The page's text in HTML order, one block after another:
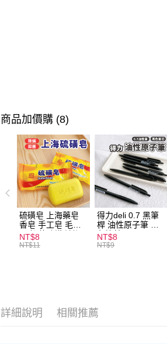
商品加價購 (8)
硫磺皂 上海藥皂
香皂 手工皂 毛囊
炎 抑菌除蟎 清潔
護膚 去油去痘 寵
NT$8
NT$11
得力deli 0.7 黑筆
桿 油性原子筆 黑
色筆芯 S304
NT$8
NT$9
詳細說明 相關推薦